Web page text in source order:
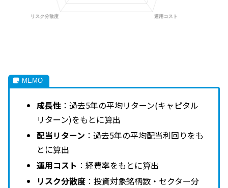
成長性 ：過去5年の平均リターン(キャピタル
リターン)をもとに算出
配当リターン ：過去5年の平均配当利回りをも
とに算出
運用コスト ：経費率をもとに算出
リスク分散度 ：投資対象銘柄数・セクター分